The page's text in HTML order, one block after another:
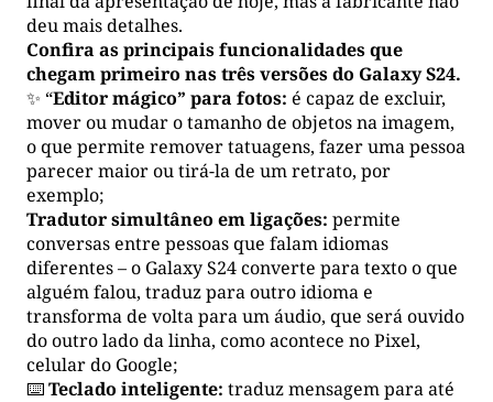
deu mais detalhes.
Confira as principais funcionalidades que
chegam primeiro nas três versões do Galaxy S24.
✨ “Editor mágico” para fotos: é capaz de excluir,
mover ou mudar o tamanho de objetos na imagem,
o que permite remover tatuagens, fazer uma pessoa
parecer maior ou tirá-la de um retrato, por
exemplo;
Tradutor simultâneo em ligações: permite
conversas entre pessoas que falam idiomas
diferentes – o Galaxy S24 converte para texto o que
alguém falou, traduz para outro idioma e
transforma de volta para um áudio, que será ouvido
do outro lado da linha, como acontece no Pixel,
celular do Google;
⌨️Teclado inteligente: traduz mensagem para até